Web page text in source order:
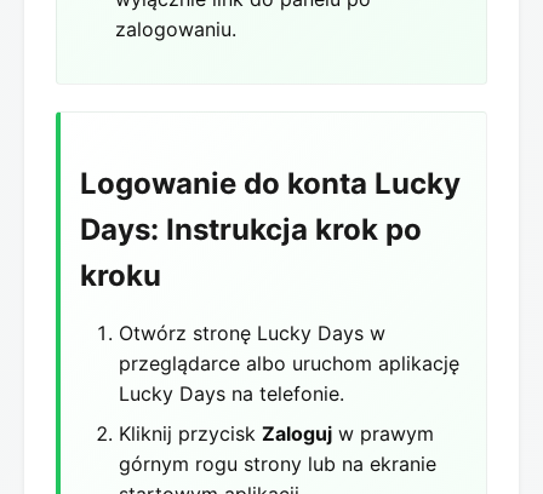
zalogowaniu.
Logowanie do konta Lucky
Days: Instrukcja krok po
kroku
Otwórz stronę Lucky Days w
przeglądarce albo uruchom aplikację
Lucky Days na telefonie.
Kliknij przyciskZaloguj w prawym
górnym rogu strony lub na ekranie